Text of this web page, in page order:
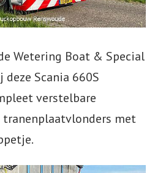
Wetering Boat & Special
Scania 660S
verstelbare
met